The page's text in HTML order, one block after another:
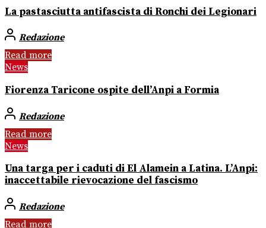
La pastasciutta antifascista di Ronchi dei Legionari
Redazione
Read more
News
Fiorenza Taricone ospite dell’Anpi a Formia
Redazione
Read more
News
Una targa per i caduti di El Alamein a Latina. L’Anpi:
inaccettabile rievocazione del fascismo
Redazione
Read more